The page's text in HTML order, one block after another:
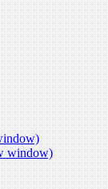
window)